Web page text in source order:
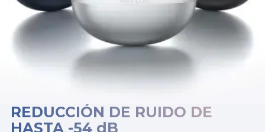
REDUCCIÓN DE RUIDO DE
HASTA -54 dB